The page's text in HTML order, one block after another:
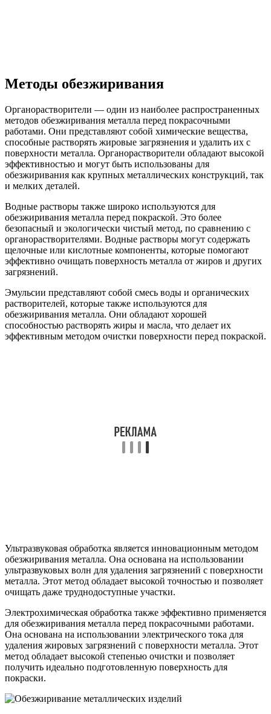
Методы обезжиривания
Органорастворители — один из наиболее распространенных
методов обезжиривания металла перед покрасочными
работами. Они представляют собой химические вещества,
способные растворять жировые загрязнения и удалить их с
поверхности металла. Органорастворители обладают высокой
эффективностью и могут быть использованы для
обезжиривания как крупных металлических конструкций, так
и мелких деталей.
Водные растворы также широко используются для
обезжиривания металла перед покраской. Это более
безопасный и экологически чистый метод, по сравнению с
органорастворителями. Водные растворы могут содержать
щелочные или кислотные компоненты, которые помогают
эффективно очищать поверхность металла от жиров и других
загрязнений.
Эмульсии представляют собой смесь воды и органических
растворителей, которые также используются для
обезжиривания металла. Они обладают хорошей
способностью растворять жиры и масла, что делает их
эффективным методом очистки поверхности перед покраской.
Ультразвуковая обработка является инновационным методом
обезжиривания металла. Она основана на использовании
ультразвуковых волн для удаления загрязнений с поверхности
металла. Этот метод обладает высокой точностью и позволяет
очищать даже труднодоступные участки.
Электрохимическая обработка также эффективно применяется
для обезжиривания металла перед покрасочными работами.
Она основана на использовании электрического тока для
удаления жировых загрязнений с поверхности металла. Этот
метод обладает высокой степенью очистки и позволяет
получить идеально подготовленную поверхность для
покраски.